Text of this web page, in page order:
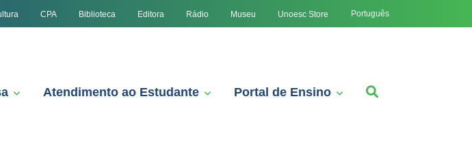
CPA Biblioteca Editora Rádio Museu Unoesc Store Português
Atendimento ao Estudante Portal de Ensino